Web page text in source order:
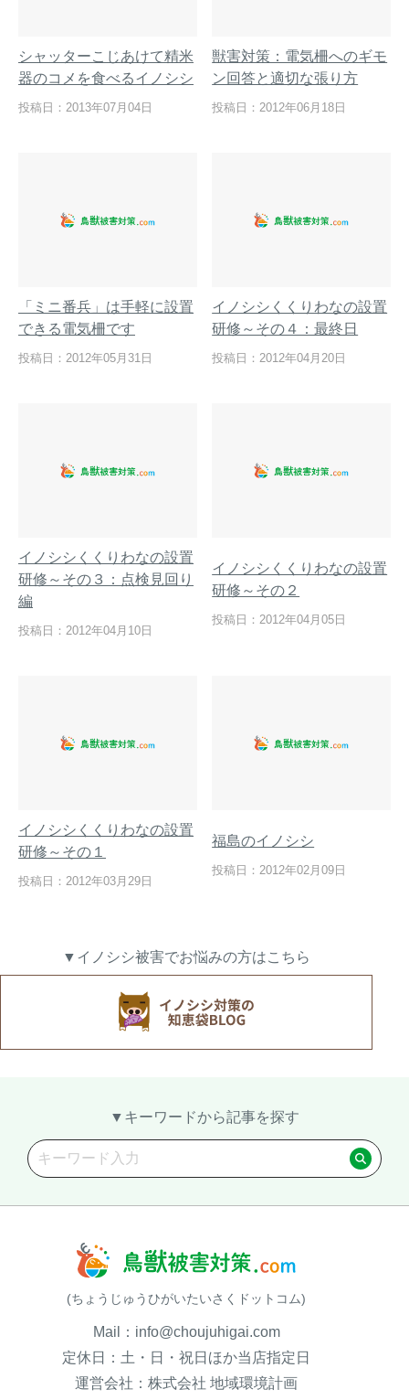
ご相談
お問い合わせ
オンライン
ショップ
シャッターこじあけて精米
器のコメを食べるイノシシ
投稿日：2013年07月04日
獣害対策：電気柵へのギモ
ン回答と適切な張り方
投稿日：2012年06月18日
「ミニ番兵」は手軽に設置
できる電気柵です
投稿日：2012年05月31日
イノシシくくりわなの設置
研修～その４：最終日
投稿日：2012年04月20日
イノシシくくりわなの設置
研修～その３：点検見回り
編
投稿日：2012年04月10日
イノシシくくりわなの設置
研修～その２
投稿日：2012年04月05日
イノシシくくりわなの設置
研修～その１
投稿日：2012年03月29日
福島のイノシシ
投稿日：2012年02月09日
▼イノシシ被害でお悩みの方はこちら
▼キーワードから記事を探す
(ちょうじゅうひがいたいさくドットコム)
Mail：info@choujuhigai.com
定休日：土・日・祝日ほか当店指定日
運営会社：株式会社 地域環境計画